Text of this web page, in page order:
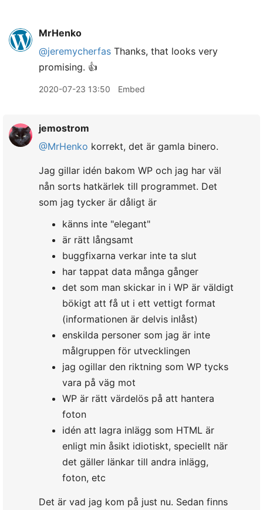
MrHenko
@jeremycherfas Thanks, that looks very
promising. 👍
2020-07-23 13:50 Embed
jemostrom
@MrHenko korrekt, det är gamla binero.
Jag gillar idén bakom WP och jag har väl
nån sorts hatkärlek till programmet. Det
som jag tycker är dåligt är
känns inte "elegant"
är rätt långsamt
buggfixarna verkar inte ta slut
har tappat data många gånger
det som man skickar in i WP är väldigt
bökigt att få ut i ett vettigt format
(informationen är delvis inlåst)
enskilda personer som jag är inte
målgruppen för utvecklingen
jag ogillar den riktning som WP tycks
vara på väg mot
WP är rätt värdelös på att hantera
foton
idén att lagra inlägg som HTML är
enligt min åsikt idiotiskt, speciellt när
det gäller länkar till andra inlägg,
foton, etc
Det är vad jag kom på just nu. Sedan finns